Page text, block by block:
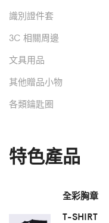
識別證件套
3C 相關周邊
文具用品
其他贈品小物
各類鑰匙圈
特色產品
全彩胸章
T-SHIRT